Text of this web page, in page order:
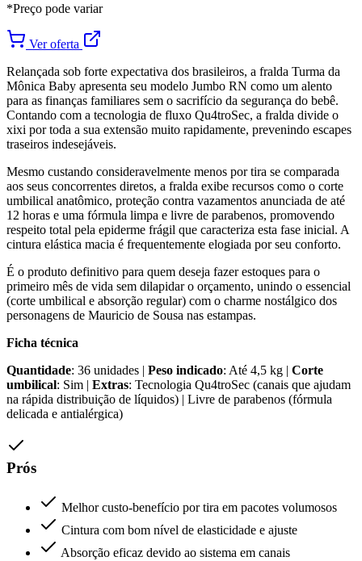
*Preço pode variar
Ver oferta
Relançada sob forte expectativa dos brasileiros, a fralda Turma da
Mônica Baby apresenta seu modelo Jumbo RN como um alento
para as finanças familiares sem o sacrifício da segurança do bebê.
Contando com a tecnologia de fluxo Qu4troSec, a fralda divide o
xixi por toda a sua extensão muito rapidamente, prevenindo escapes
traseiros indesejáveis.
Mesmo custando consideravelmente menos por tira se comparada
aos seus concorrentes diretos, a fralda exibe recursos como o corte
umbilical anatômico, proteção contra vazamentos anunciada de até
12 horas e uma fórmula limpa e livre de parabenos, promovendo
respeito total pela epiderme frágil que caracteriza esta fase inicial. A
cintura elástica macia é frequentemente elogiada por seu conforto.
É o produto definitivo para quem deseja fazer estoques para o
primeiro mês de vida sem dilapidar o orçamento, unindo o essencial
(corte umbilical e absorção regular) com o charme nostálgico dos
personagens de Mauricio de Sousa nas estampas.
Ficha técnica
Quantidade: 36 unidades | Peso indicado: Até 4,5 kg | Corte
umbilical: Sim | Extras: Tecnologia Qu4troSec (canais que ajudam
na rápida distribuição de líquidos) | Livre de parabenos (fórmula
delicada e antialérgica)
Prós
Melhor custo-benefício por tira em pacotes volumosos
Cintura com bom nível de elasticidade e ajuste
Absorção eficaz devido ao sistema em canais